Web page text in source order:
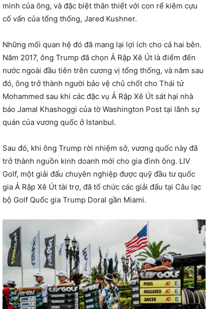
minh của ông, và đặc biệt thân thiết với con rể kiêm cựu
cố vấn của tổng thống, Jared Kushner.
Những mối quan hệ đó đã mang lại lợi ích cho cả hai bên.
Năm 2017, ông Trump đã chọn Ả Rập Xê Út là điểm đến
nước ngoài đầu tiên trên cương vị tổng thống, và năm sau
đó, ông trở thành người bảo vệ chủ chốt cho Thái tử
Mohammed sau khi các đặc vụ Ả Rập Xê Út sát hại nhà
báo Jamal Khashoggi của tờ Washington Post tại lãnh sự
quán của vương quốc ở Istanbul.
Sau đó, khi ông Trump rời nhiệm sở, vương quốc này đã
trở thành nguồn kinh doanh mới cho gia đình ông. LIV
Golf, một giải đấu chuyên nghiệp được quỹ đầu tư quốc
gia Ả Rập Xê Út tài trợ, đã tổ chức các giải đấu tại Câu lạc
bộ Golf Quốc gia Trump Doral gần Miami.